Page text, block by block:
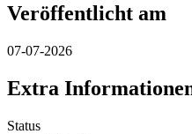
Veröffentlicht am
07-07-2026
Extra
Status